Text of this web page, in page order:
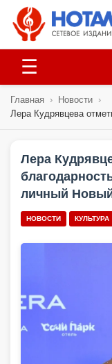
☰
Главная › Новости ›
Лера Кудрявцева
Лера
личный
НОВОСТИ КУЛЬТУРА